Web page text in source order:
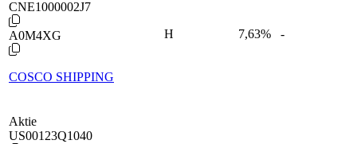
CNE1000002J7
A0M4XG
COSCO SHIPPING
H 7,63% -
Aktie
US00123Q1040